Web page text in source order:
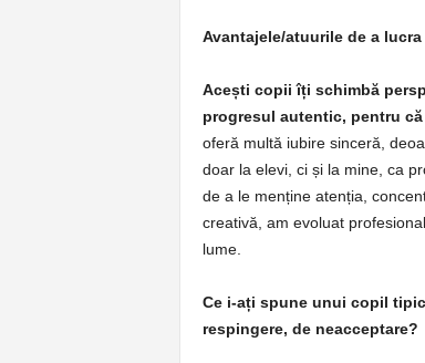
Avantajele/atuurile de a
Acești copii îți schimbă
progresul autentic, pentru
oferă multă iubire sinceră,
doar la elevi, ci și la mine, ca
de a le menține atenția,
creativă, am evoluat
lume.
Ce i-ați spune unui copil
respingere, de neacceptare?